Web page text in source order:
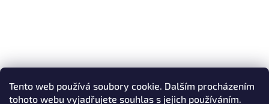
Tento web používá soubory cookie. Dalším procházením
tohoto webu vyjadřujete souhlas s jejich používáním.
Sledovat na Instagramu